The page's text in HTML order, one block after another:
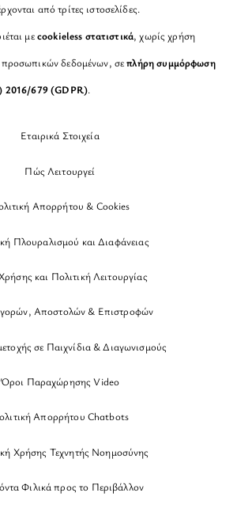
από τρίτες ιστοσελίδες.
μεcookieless στατιστικά, χωρίς χρήση
δεδομένων, σεπλήρη συμμόρφωση
2016/679 (GDPR).
Εταιρικά Στοιχεία
Πώς Λειτουργεί
Απορρήτου & Cookies
Πλουραλισμού και Διαφάνειας
και Πολιτική Λειτουργίας
Αποστολών & Επιστροφών
σε Παιχνίδια & Διαγωνισμούς
Όροι Παραχώρησης Video
Απορρήτου Chatbots
Χρήσης Τεχνητής Νοημοσύνης
Φιλικά προς το Περιβάλλον